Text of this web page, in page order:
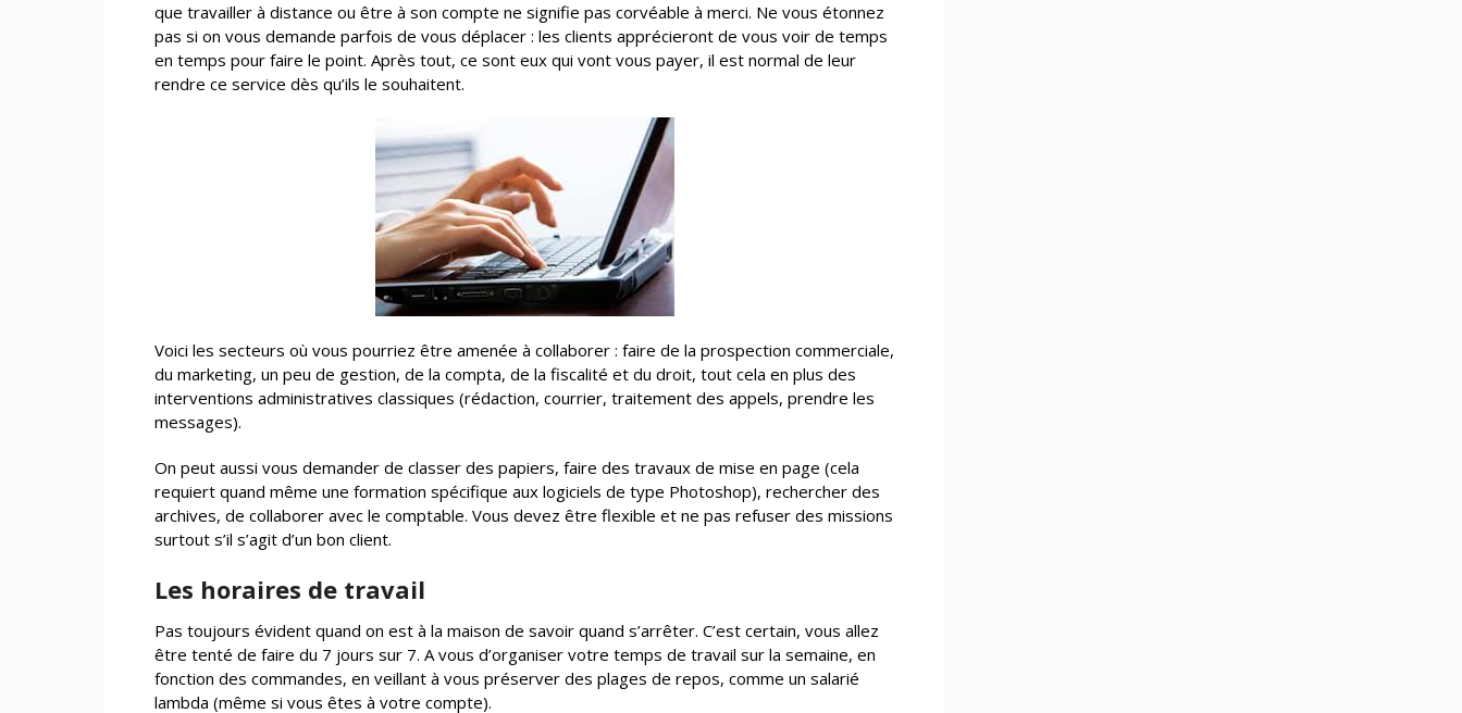
que travailler à distance ou être à son compte ne signifie pas corvéable à merci. Ne vous étonnez
pas si on vous demande parfois de vous déplacer : les clients apprécieront de vous voir de temps
en temps pour faire le point. Après tout, ce sont eux qui vont vous payer, il est normal de leur
rendre ce service dès qu’ils le souhaitent.
Voici les secteurs où vous pourriez être amenée à collaborer : faire de la prospection commerciale,
du marketing, un peu de gestion, de la compta, de la fiscalité et du droit, tout cela en plus des
interventions administratives classiques (rédaction, courrier, traitement des appels, prendre les
messages).
On peut aussi vous demander de classer des papiers, faire des travaux de mise en page (cela
requiert quand même une formation spécifique aux logiciels de type Photoshop), rechercher des
archives, de collaborer avec le comptable. Vous devez être flexible et ne pas refuser des missions
surtout s’il s’agit d’un bon client.
Les horaires de travail
Pas toujours évident quand on est à la maison de savoir quand s’arrêter. C’est certain, vous allez
être tenté de faire du 7 jours sur 7. A vous d’organiser votre temps de travail sur la semaine, en
fonction des commandes, en veillant à vous préserver des plages de repos, comme un salarié
lambda (même si vous êtes à votre compte).